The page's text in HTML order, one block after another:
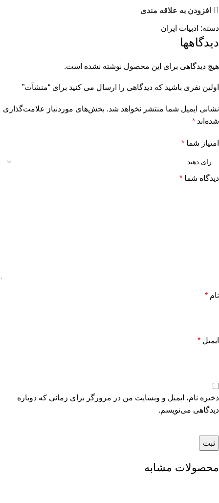
افزودن به علاقه مندی
دسته: ادبیات ایران
دیدگاهها
هیچ دیدگاهی برای این محصول نوشته نشده است.
اولین نفری باشید که دیدگاهی را ارسال می کنید برای “منشآت”
نشانی ایمیل شما منتشر نخواهد شد. بخش‌های موردنیاز علامت‌گذاری
شده‌اند *
امتیاز شما *
دیدگاه شما *
نام *
ایمیل *
ذخیره نام، ایمیل و وبسایت من در مرورگر برای زمانی که دوباره
دیدگاهی می‌نویسم.
محصولات مشابه